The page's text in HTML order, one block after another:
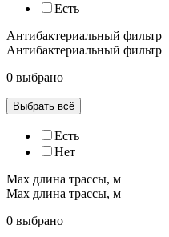
Есть
Антибактериальный фильтр
Антибактериальный фильтр
0 выбрано
Выбрать всё
Есть
Нет
Max длина трассы, м
Max длина трассы, м
0 выбрано